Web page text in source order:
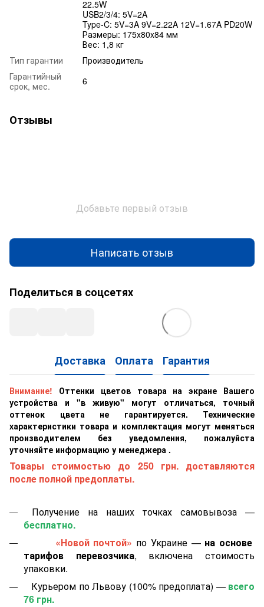
22.5W
USB2/3/4: 5V=2A
Type-C: 5V=3A 9V=2.22A 12V=1.67A PD20W
Размеры: 175x80x84 мм
Вес: 1,8 кг
Тип гарантии
Производитель
Гарантийный
срок, мес.
6
Отзывы
Добавьте первый отзыв
Написать отзыв
Поделиться в соцсетях
Доставка Оплата Гарантия
Внимание!
Оттенки цветов товара на экране Вашего
устройства и "в живую" могут отличаться, точный
оттенок цвета не гарантируется. Технические
характеристики товара и комплектация могут меняться
производителем без уведомления, пожалуйста
уточняйте информацию у менеджера .
Товары стоимостью до 250 грн. доставляются
после полной предоплаты.
Получение на наших точках самовывоза —
бесплатно.
«Новой почтой» по Украине — на основе
тарифов перевозчика, включена стоимость
упаковки.
Курьером по Львову (100% предоплата) — всего
76 грн.